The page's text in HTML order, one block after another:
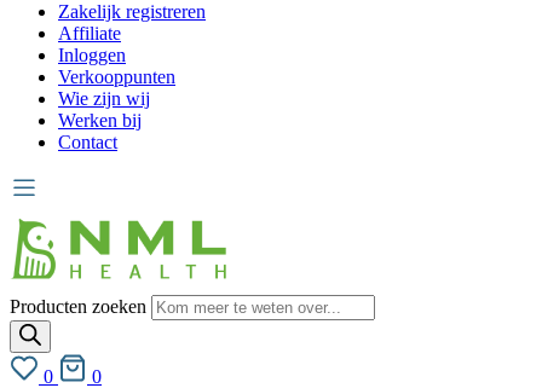
Zakelijk registreren
Affiliate
Inloggen
Verkooppunten
Wie zijn wij
Werken bij
Contact
Producten zoeken
0 0